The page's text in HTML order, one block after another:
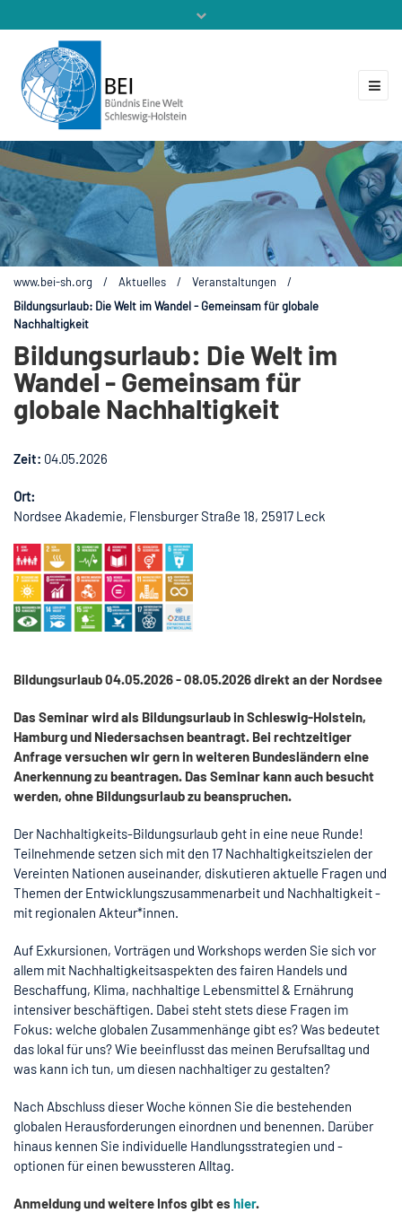
Mitglieder
www.bei-sh.org / Aktuelles / Veranstaltungen
/
Bildungsurlaub: Die Welt im Wandel - Gemeinsam für globale
Nachhaltigkeit
Bildungsurlaub: Die Welt im
Wandel - Gemeinsam für
globale Nachhaltigkeit
Zeit: 04.05.2026
Ort:
Nordsee Akademie, Flensburger Straße 18, 25917 Leck
Bildungsurlaub 04.05.2026 - 08.05.2026 direkt an der Nordsee
Das Seminar wird als Bildungsurlaub in Schleswig-Holstein,
Hamburg und Niedersachsen beantragt. Bei rechtzeitiger
Anfrage versuchen wir gern in weiteren Bundesländern eine
Anerkennung zu beantragen. Das Seminar kann auch besucht
werden, ohne Bildungsurlaub zu beanspruchen.
Der Nachhaltigkeits-Bildungsurlaub geht in eine neue Runde!
Teilnehmende setzen sich mit den 17 Nachhaltigkeitszielen der
Vereinten Nationen auseinander, diskutieren aktuelle Fragen und
Themen der Entwicklungszusammenarbeit und Nachhaltigkeit -
mit regionalen Akteur*innen.
Auf Exkursionen, Vorträgen und Workshops werden Sie sich vor
allem mit Nachhaltigkeitsaspekten des fairen Handels und
Beschaffung, Klima, nachhaltige Lebensmittel & Ernährung
intensiver beschäftigen. Dabei steht stets diese Fragen im
Fokus: welche globalen Zusammenhänge gibt es? Was bedeutet
das lokal für uns? Wie beeinflusst das meinen Berufsalltag und
was kann ich tun, um diesen nachhaltiger zu gestalten?
Nach Abschluss dieser Woche können Sie die bestehenden
globalen Herausforderungen einordnen und benennen. Darüber
hinaus kennen Sie individuelle Handlungsstrategien und -
optionen für einen bewussteren Alltag.
Anmeldung und weitere Infos gibt es hier.